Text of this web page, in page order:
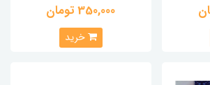
350,000 تومان
خرید